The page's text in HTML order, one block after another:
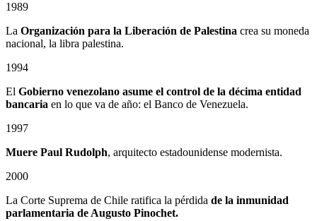
1989
La Organización para la Liberación de Palestina crea su moneda
nacional, la libra palestina.
1994
El Gobierno venezolano asume el control de la décima entidad
bancaria en lo que va de año: el Banco de Venezuela.
1997
Muere Paul Rudolph, arquitecto estadounidense modernista.
2000
La Corte Suprema de Chile ratifica la pérdida de la inmunidad
parlamentaria de Augusto Pinochet.